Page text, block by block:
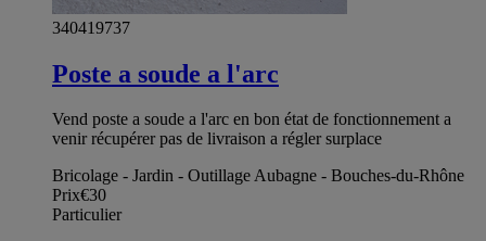
340419737
Poste a soude a l'arc
Vend poste a soude a l'arc en bon état de fonctionnement a
venir récupérer pas de livraison a régler surplace
Bricolage - Jardin - Outillage Aubagne - Bouches-du-Rhône
Prix€30
Particulier